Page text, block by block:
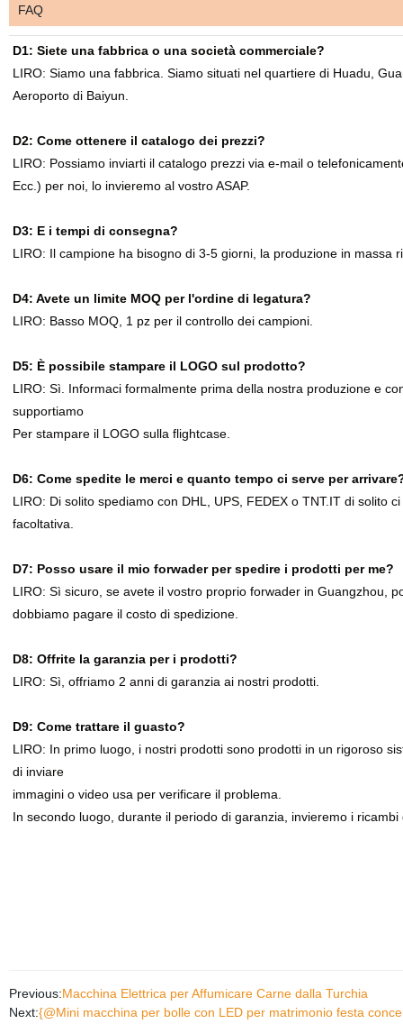
FAQ
D1: Siete una fabbrica o una società commerciale?
LIRO: Siamo una fabbrica. Siamo situati nel quartiere di Huadu,
Aeroporto di Baiyun.
D2: Come ottenere il catalogo dei prezzi?
LIRO: Possiamo inviarti il catalogo prezzi via e-mail o
Ecc.) per noi, lo invieremo al vostro ASAP.
D3: E i tempi di consegna?
LIRO: Il campione ha bisogno di 3-5 giorni, la produzione in
D4: Avete un limite MOQ per l'ordine di legatura?
LIRO: Basso MOQ, 1 pz per il controllo dei campioni.
D5: È possibile stampare il LOGO sul prodotto?
LIRO: Sì. Informaci formalmente prima della nostra produzione e
supportiamo
Per stampare il LOGO sulla flightcase.
D6: Come spedite le merci e quanto tempo ci serve per
LIRO: Di solito spediamo con DHL, UPS, FEDEX o TNT.IT di solito
facoltativa.
D7: Posso usare il mio forwader per spedire i prodotti per me?
LIRO: Sì sicuro, se avete il vostro proprio forwader in Guangzhou,
dobbiamo pagare il costo di spedizione.
D8: Offrite la garanzia per i prodotti?
LIRO: Sì, offriamo 2 anni di garanzia ai nostri prodotti.
D9: Come trattare il guasto?
LIRO: In primo luogo, i nostri prodotti sono prodotti in un rigoroso
di inviare
immagini o video usa per verificare il problema.
In secondo luogo, durante il periodo di garanzia, invieremo i
Previous:Macchina Elettrica per Affumicare Carne dalla Turchia
Next:{@Mini macchina per bolle con LED per matrimonio festa